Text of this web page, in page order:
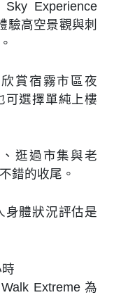
Experience
驗高空景觀與刺
賞宿霧市區夜
可選擇單純上樓
逛過市集與老
錯的收尾。
身體狀況評估是
Extreme 為